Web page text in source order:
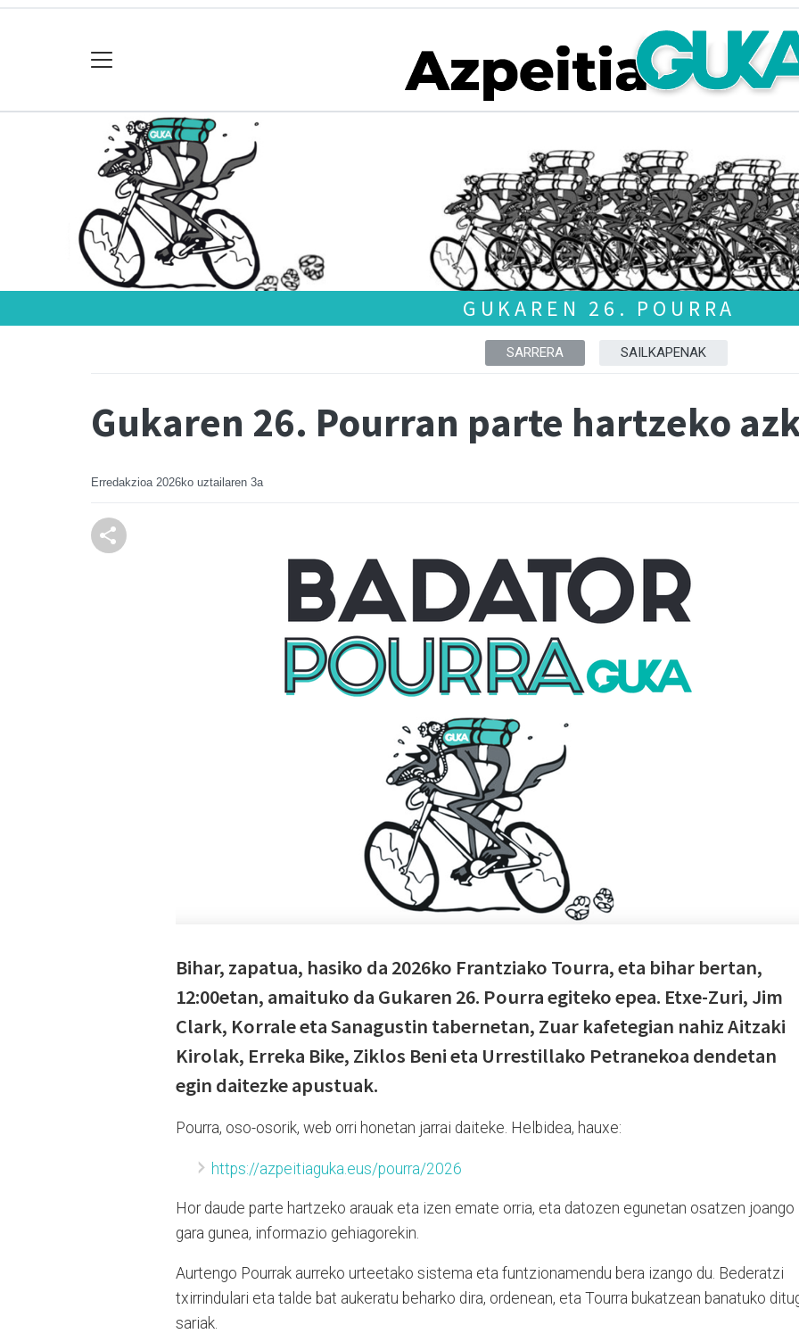
GUKAREN 26. POURRA
SARRERA SAILKAPENAK
Gukaren 26. Pourran parte hartzeko
Erredakzioa 2026ko uztailaren 3a
Bihar, zapatua, hasiko da 2026ko Frantziako Tourra, eta bihar bertan,
12:00etan, amaituko da Gukaren 26. Pourra egiteko epea. Etxe-Zuri, Jim
Clark, Korrale eta Sanagustin tabernetan, Zuar kafetegian nahiz Aitzaki
Kirolak, Erreka Bike, Ziklos Beni eta Urrestillako Petranekoa dendetan
egin daitezke apustuak.
Pourra, oso-osorik, web orri honetan jarrai daiteke. Helbidea, hauxe:
https://azpeitiaguka.eus/pourra/2026
Hor daude parte hartzeko arauak eta izen emate orria, eta datozen egunetan osatzen joango
gara gunea, informazio gehiagorekin.
Aurtengo Pourrak aurreko urteetako sistema eta funtzionamendu bera izango du. Bederatzi
txirrindulari eta talde bat aukeratu beharko dira, ordenean, eta Tourra bukatzean banatuko
sariak.